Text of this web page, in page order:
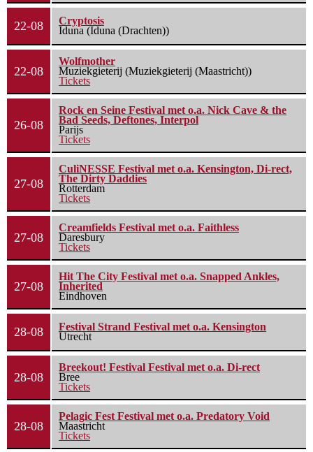
22-08
Cryptosis
Iduna (Iduna (Drachten))
22-08
Wolfmother
Muziekgieterij (Muziekgieterij (Maastricht))
Tickets
26-08
Rock en Seine Festival met o.a. Nick Cave & the
Bad Seeds, Deftones, Interpol
Parijs
Tickets
27-08
CuliNESSE Festival met o.a. Kensington, Di-rect,
The Dirty Daddies
Rotterdam
Tickets
27-08
Creamfields Festival met o.a. Faithless
Daresbury
Tickets
27-08
Hit The City Festival met o.a. Snapped Ankles,
Inherited
Eindhoven
28-08
Festival Strand Festival met o.a. Kensington
Utrecht
28-08
Breekout! Festival Festival met o.a. Di-rect
Bree
Tickets
28-08
Pelagic Fest Festival met o.a. Predatory Void
Maastricht
Tickets